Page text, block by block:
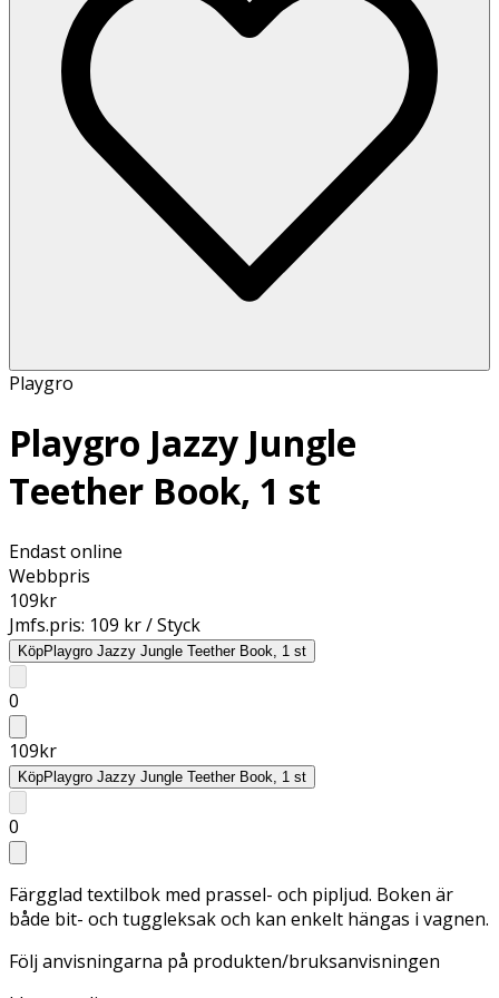
Playgro
Playgro Jazzy Jungle
Teether Book, 1 st
Endast online
Webbpris
109kr
Jmfs.pris: 109 kr / Styck
KöpPlaygro Jazzy Jungle Teether Book, 1 st
0
109kr
KöpPlaygro Jazzy Jungle Teether Book, 1 st
0
Färgglad textilbok med prassel- och pipljud. Boken är
både bit- och tuggleksak och kan enkelt hängas i vagnen.
Följ anvisningarna på produkten/bruksanvisningen